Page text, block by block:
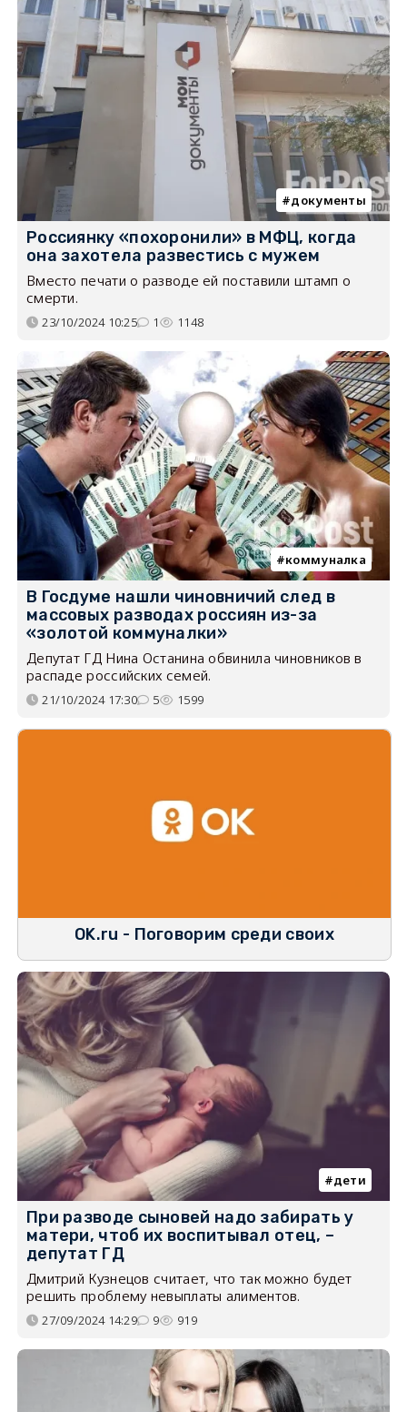
документы
Россиянку «похоронили» в МФЦ, когда
она захотела развестись с мужем
Вместо печати о разводе ей поставили штамп о
смерти.
23/10/2024 10:25 1 1148
коммуналка
В Госдуме нашли чиновничий след в
массовых разводах россиян из-за
«золотой коммуналки»
Депутат ГД Нина Останина обвинила чиновников в
распаде российских семей.
21/10/2024 17:30 5 1599
OK.ru - Поговорим среди своих
дети
При разводе сыновей надо забирать у
матери, чтоб их воспитывал отец, –
депутат ГД
Дмитрий Кузнецов считает, что так можно будет
решить проблему невыплаты алиментов.
27/09/2024 14:29 9 919